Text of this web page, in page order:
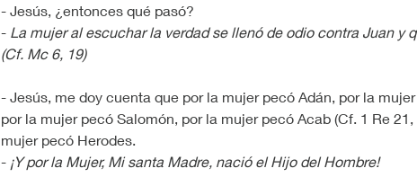
- Jesús, ¿entonces qué pasó?
- La mujer al escuchar la verdad se llenó de odio contra Juan y
(Cf. Mc 6, 19)
- Jesús, me doy cuenta que por la mujer pecó Adán, por la
por la mujer pecó Salomón, por la mujer pecó Acab (Cf. 1 Re 21,
mujer pecó Herodes.
- ¡Y por la Mujer, Mi santa Madre, nació el Hijo del Hombre!